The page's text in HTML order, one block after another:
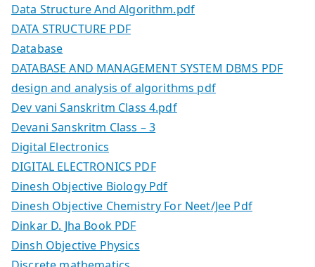
Data Structure And Algorithm.pdf
DATA STRUCTURE PDF
Database
DATABASE AND MANAGEMENT SYSTEM DBMS PDF
design and analysis of algorithms pdf
Dev vani Sanskritm Class 4.pdf
Devani Sanskritm Class – 3
Digital Electronics
DIGITAL ELECTRONICS PDF
Dinesh Objective Biology Pdf
Dinesh Objective Chemistry For Neet/Jee Pdf
Dinkar D. Jha Book PDF
Dinsh Objective Physics